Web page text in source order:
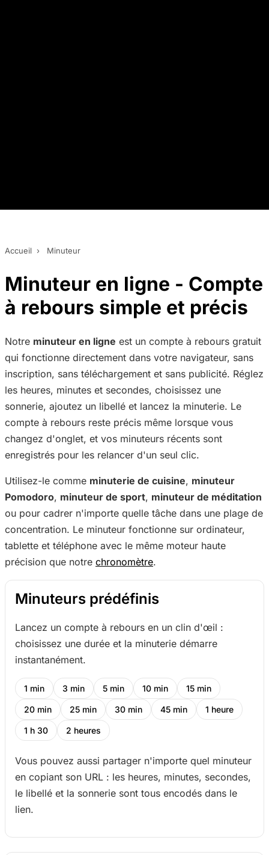
Accueil › Minuteur
Minuteur en ligne - Compte
à rebours simple et précis
Notre minuteur en ligne est un compte à rebours gratuit
qui fonctionne directement dans votre navigateur, sans
inscription, sans téléchargement et sans publicité. Réglez
les heures, minutes et secondes, choisissez une
sonnerie, ajoutez un libellé et lancez la minuterie. Le
compte à rebours reste précis même lorsque vous
changez d'onglet, et vos minuteurs récents sont
enregistrés pour les relancer d'un seul clic.
Utilisez-le comme minuterie de cuisine, minuteur
Pomodoro, minuteur de sport, minuteur de méditation
ou pour cadrer n'importe quelle tâche dans une plage de
concentration. Le minuteur fonctionne sur ordinateur,
tablette et téléphone avec le même moteur haute
précision que notre chronomètre.
Minuteurs prédéfinis
Lancez un compte à rebours en un clin d'œil :
choisissez une durée et la minuterie démarre
instantanément.
1 min 3 min 5 min 10 min 15 min
20 min 25 min 30 min 45 min 1 heure
1 h 30 2 heures
Vous pouvez aussi partager n'importe quel minuteur
en copiant son URL : les heures, minutes, secondes,
le libellé et la sonnerie sont tous encodés dans le
lien.